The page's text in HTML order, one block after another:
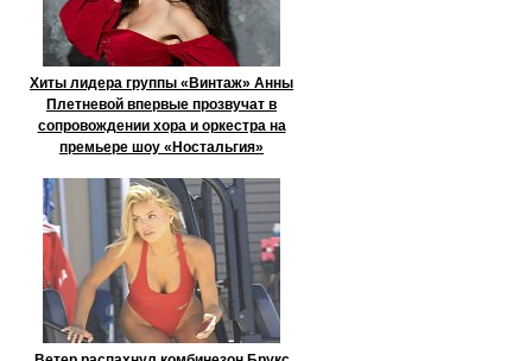
Хиты лидера группы «Винтаж» Анны
Плетневой впервые прозвучат в
сопровождении хора и оркестра на
премьере шоу «Ностальгия»